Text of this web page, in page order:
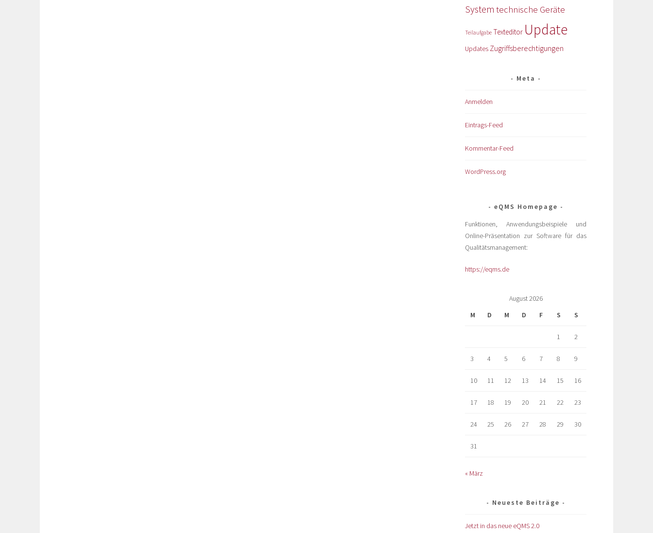
System technische Geräte
Teilaufgabe Texteditor Update
Updates Zugriffsberechtigungen
Meta
Anmelden
Eintrags-Feed
Kommentar-Feed
WordPress.org
eQMS Homepage
Funktionen, Anwendungsbeispiele und
Online-Präsentation zur Software für das
Qualitätsmanagement:
https://eqms.de
August 2026
M
D M D F S S
1 2
3 4 5 6 7 8 9
10 11 12 13 14 15 16
17 18 19 20 21 22 23
24 25 26 27 28 29 30
31
« März
Neueste Beiträge
Jetzt in das neue eQMS 2.0